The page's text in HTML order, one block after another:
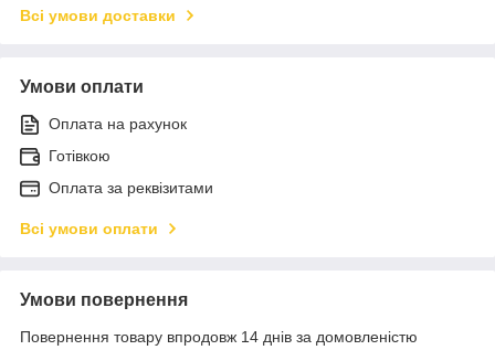
Всі умови доставки
Умови оплати
Оплата на рахунок
Готівкою
Оплата за реквізитами
Всі умови оплати
Умови повернення
Повернення товару впродовж 14 днів за домовленістю